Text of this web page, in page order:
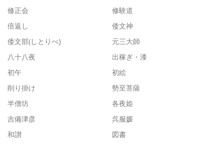
修正会
修験道
倍返し
倭文神
倭文部(しとりべ)
元三大師
八十八夜
出稼ぎ・漆
初午
初絵
削り掛け
勢至菩薩
半僧坊
各夜姫
吉備津彦
呉服媛
和讃
図書